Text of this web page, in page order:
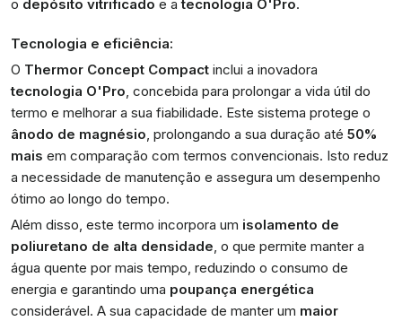
o depósito vitrificado e atecnologia O'Pro.
Tecnologia e eficiência:
O Thermor Concept Compact inclui a inovadora
tecnologia O'Pro, concebida para prolongar a vida útil do
termo e melhorar a sua fiabilidade. Este sistema protege o
ânodo de magnésio, prolongando a sua duração até 50%
mais em comparação com termos convencionais. Isto reduz
a necessidade de manutenção e assegura um desempenho
ótimo ao longo do tempo.
Além disso, este termo incorpora um isolamento de
poliuretano de alta densidade, o que permite manter a
água quente por mais tempo, reduzindo o consumo de
energia e garantindo uma poupança energética
considerável. A sua capacidade de manter um maior